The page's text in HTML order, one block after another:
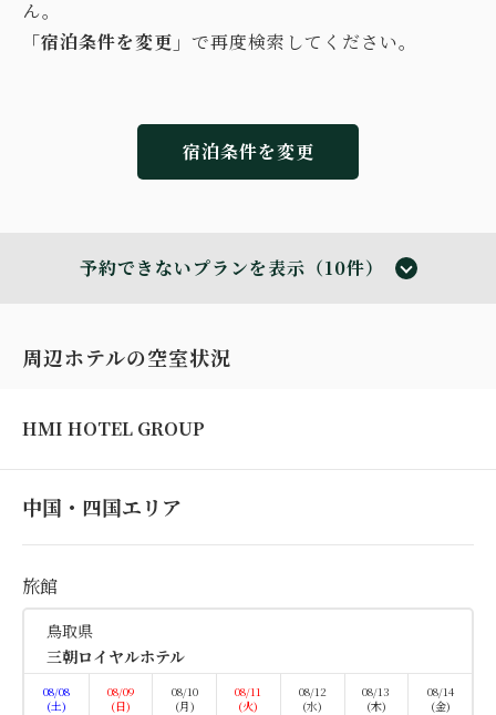
ん。
「宿泊条件を変更」 で再度検索してください。
宿泊条件を変更
２食付き 蟹を満喫
「蟹海鮮丼」プラン
予約できないプランを表示（10件）
周辺ホテルの空室状況
HMI HOTEL GROUP
中国・四国エリア
旅館
鳥取県
三朝ロイヤルホテル
08/08
(土)
08/09
(日)
08/10
(月)
08/11
(火)
08/12
(水)
08/13
(木)
08/14
(金)